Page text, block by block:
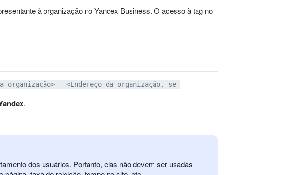
à organização no Yandex Business. O acesso à tag no
organização> — <Endereço da organização, se
.
dos usuários. Portanto, elas não devem ser usadas